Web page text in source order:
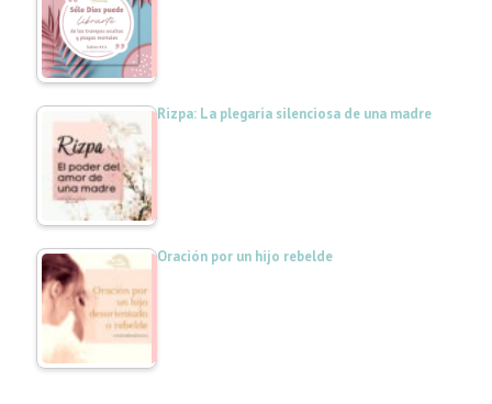
Rizpa: La plegaria silenciosa de una madre
Oración por un hijo rebelde